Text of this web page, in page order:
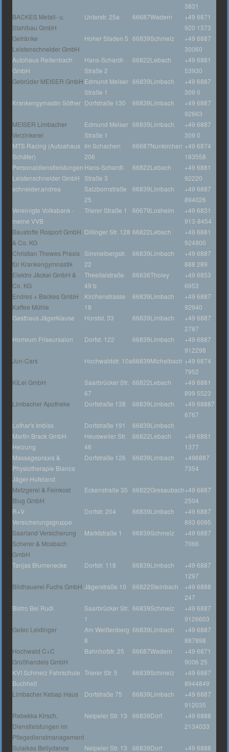
3831
BACKES Metall- u.
Stahlbau GmbH
Unterstr. 25a 66687Wadern
+49 6871
920 1373
Getränke
Leistenschneider GmbH
Hoher Staden 5 66839Schmelz
+49 6887
30060
Autohaus Reitenbach
GmbH
Hans-Schardt-
Straße 2
66822Lebach
+49 6881
53930
Gebrüder MEISER GmbH Edmund Meiser
Straße 1
66839Limbach
+49 6887
309 0
Krankengymastin Söther Dorfstraße 130 66839Limbach
+49 6887
92663
MEISER Limbacher
Verzinkerei
Edmund Meiser
Straße 1
66839Limbach
+49 6887
309 0
MTS Racing (Autoahaus
Schäfer)
Im Schachen
206
66687Nunkirchen +49 6874
183558
Personaldienstleistungen
Leistenschneider GmbH
Hans-Schardt-
Straße 3
66822Lebach
+49 6881
92220
schneider.andrea
Salzbornstraße
25
66839Limbach
+49 6887
894026
Vereinigte Volksbank -
meine VVB
Trierer Straße 1 66679Losheim
+49 6831
913-8454
Baustoffe Rosport GmbH
& Co. KG
Dillinger Str. 128 66822Lebach
+49 6881
924900
Christian Thewes Praxis
für Krankengymnastik
Simmelbergstr.
22
66839Limbach
+49 6887
888 289
Elektro Jäckel GmbH &
Co. KG
Theeltalstraße
49 b
66636Tholey
+49 6853
6953
Endres + Backes GmbH
Kaffee Mühle
Kirchenstrasse
18
66839Limbach
+49 6887
92940
Gasthaus Jägerklause
Horstst. 33 66839Limbach
+49 6887
2787
Horreum Friseursalon
Dorfst. 122 66839Limbach
+49 6887
912298
Jun-Cars
Hochwaldstr. 10a66839Michelbach +49 6874
7952
KiLei GmbH
Saarbrücker Str.
67
66822Lebach
+49 6881
899 5523
Limbacher Apotheke
Dorfstraße 138 66839Limbach
+49 68887
6767
Lothar's Imbiss
Dorfstraße 191 66839Limbach
Martin Brack GmbH
Heizung
Heusweiler Str.
46
66822Lebach
+49 6881
1377
Massagepraxis &
Physiotherapie Bianca
Jäger-Hufeland
Dorfstraße 126 66839Limbach
+496887
7354
Metzgerei & Feinkost
Blug GmbH
Eckenstraße 35 66822Gresaubach+49 6887
2504
R+V
Versicherungsgruppe
Dorfstr. 204 66839Limbach
+49 6887
893 6095
Saarland Versicherung
Scherer & Mosbach
GmbH
Marktstraße 1 66839Schmelz
+49 6887
7066
Tanjas Blumenecke Dorfstr. 118 66839Limbach
+49 6887
1297
Bildhauerei Fuchs GmbH Jägerstraße 10 66822Steinbach
+49 6888
247
Bistro Bei Rudi
Saarbrücker Str.
1
66839Schmelz
+49 6887
9126603
Getec Leidinger
Am Weißenberg
8
66839Limbach
+49 6887
887898
Hochwald C+C
Großhandels GmbH
Bahnhofstr. 25 66687Wadern
+49 6871
9006 25
KVI Schmelz Fahrschule
Buchheit
Trierer Str. 5 66839Schmelz
+49 6887
8944849
Limbacher Kebap Haus
Dorfstraße 75 66839Limbach
+49 6887
912035
Rebekka Kirsch,
Dienstleistungen im
Pflegedienstmanagement
Neipeler Str. 13 66839Dorf
+49 6888
2134033
Sulaikas Bellydance Neipeler Str. 13 66839Dorf +49 6888